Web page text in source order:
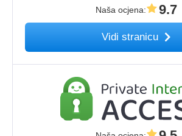
Naša ocjena: 9.7
Vidi stranicu